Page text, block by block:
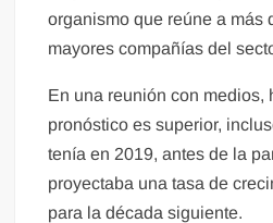
organismo que reúne a más
mayores compañías del
En una reunión con medios,
pronóstico es superior,
tenía en 2019, antes de la
proyectaba una tasa de
para la década siguiente.